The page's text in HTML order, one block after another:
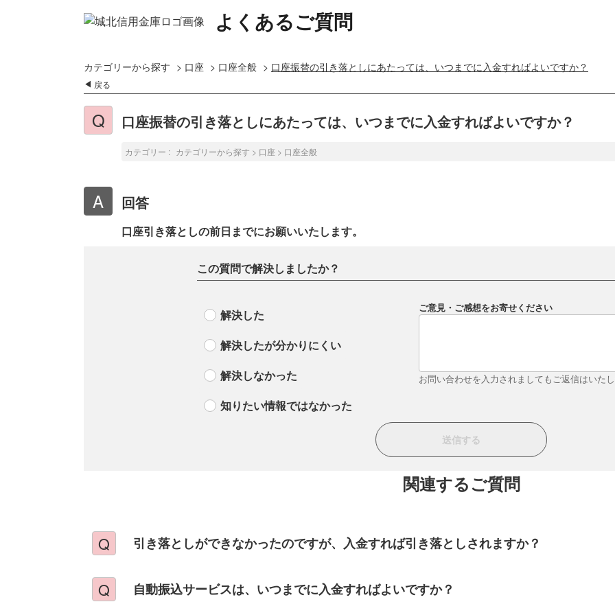
よくあるご質問
カテゴリーから探す > 口座 > 口座全般 > 口座振替の引き落としにあたっては、いつまでに入金すればよいですか？
戻る
口座振替の引き落としにあたっては、いつまでに入金すればよいですか？
カテゴリー : カテゴリーから探す > 口座 > 口座全般
回答
口座引き落としの前日までにお願いいたします。
この質問で解決しましたか？
解決した
解決したが分かりにくい
解決しなかった
知りたい情報ではなかった
ご意見・ご感想をお寄せください
お問い合わせを入力されましてもご返信はいた
関連するご質問
引き落としができなかったのですが、入金すれば引き落としされますか？
自動振込サービスは、いつまでに入金すればよいですか？